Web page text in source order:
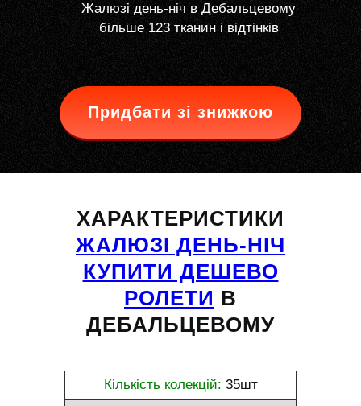
Жалюзі день-ніч в Дебальцевому
більше 123 тканин і відтінків
Придбати зі знижкою
ХАРАКТЕРИСТИКИ
ЖАЛЮЗІ ДЕНЬ-НІЧ
КУПИТИ ДЕШЕВО
РОЛЕТИ В
ДЕБАЛЬЦЕВОМУ
Кількість колекцій: 35шт